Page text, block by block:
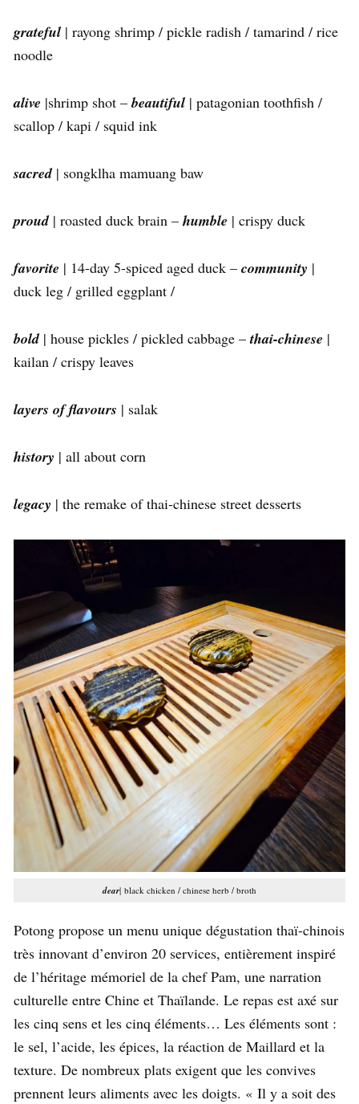
grateful | rayong shrimp / pickle radish / tamarind / rice
noodle
alive |shrimp shot –beautiful | patagonian toothfish /
scallop / kapi / squid ink
sacred | songklha mamuang baw
proud | roasted duck brain – humble | crispy duck
favorite | 14-day 5-spiced aged duck – community |
duck leg / grilled eggplant /
bold | house pickles / pickled cabbage –thai-chinese |
kailan / crispy leaves
layers of flavours | salak
history | all about corn
legacy | the remake of thai-chinese street desserts
dear| black chicken / chinese herb / broth
Potong propose un menu unique dégustation thaï-chinois
très innovant d’environ 20 services, entièrement inspiré
de l’héritage mémoriel de la chef Pam, une narration
culturelle entre Chine et Thaïlande. Le repas est axé sur
les cinq sens et les cinq éléments… Les éléments sont :
le sel, l’acide, les épices, la réaction de Maillard et la
texture. De nombreux plats exigent que les convives
prennent leurs aliments avec les doigts. « Il y a soit des